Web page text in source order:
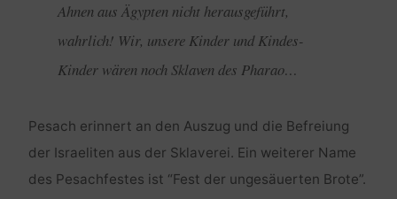
Ahnen aus Ägypten nicht herausgeführt,
wahrlich! Wir, unsere Kinder und Kindes-
Kinder wären noch Sklaven des Pharao…
Pesach erinnert an den Auszug und die Befreiung
der Israeliten aus der Sklaverei. Ein weiterer Name
des Pesachfestes ist “Fest der ungesäuerten Brote”.